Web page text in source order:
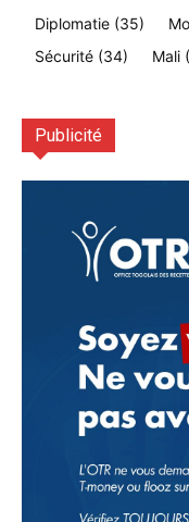
Diplomatie (35)
Sécurité (34) Mali
Publicité